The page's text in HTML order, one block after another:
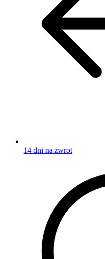
14 dni na zwrot